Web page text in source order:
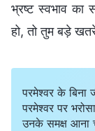
भ्रष्ट स्वभाव का
हो, तो तुम बड़े खतरे
परमेश्वर के
परमेश्वर पर
उनके समक्ष आना